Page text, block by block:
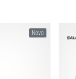
Novo